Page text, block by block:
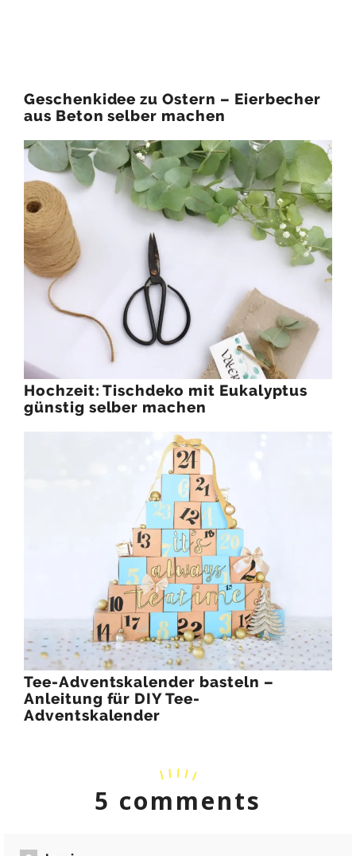
Geschenkidee zu Ostern – Eierbecher
aus Beton selber machen
Hochzeit: Tischdeko mit Eukalyptus
günstig selber machen
Tee-Adventskalender basteln –
Anleitung für DIY Tee-
Adventskalender
5 comments